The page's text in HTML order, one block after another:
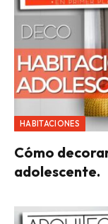
HABITACIONES
Cómo
adolescente.